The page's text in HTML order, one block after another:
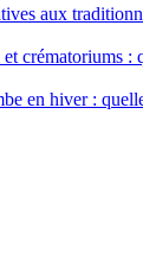
aux
crématoriums :
en hiver :